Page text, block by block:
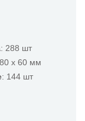
: 288 шт
x 60 мм
: 144 шт